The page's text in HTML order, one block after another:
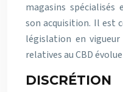
magasins
son acquisition. Il est
législation en
relatives au CBD
DISCRÉTION